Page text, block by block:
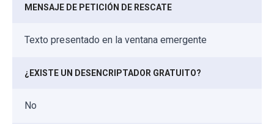
MENSAJE DE PETICIÓN DE RESCATE
Texto presentado en la ventana emergente
¿EXISTE UN DESENCRIPTADOR GRATUITO?
No